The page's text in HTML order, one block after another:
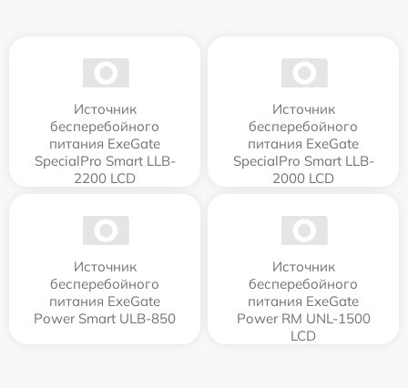
Источник
бесперебойного
питания ExeGate
SpecialPro Smart LLB-
2200 LCD
Источник
бесперебойного
питания ExeGate
SpecialPro Smart LLB-
2000 LCD
Источник
бесперебойного
питания ExeGate
Power Smart ULB-850
Источник
бесперебойного
питания ExeGate
Power RM UNL-1500
LCD